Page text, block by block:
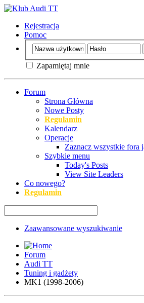
Rejestracja
Pomoc
Zapamiętaj mnie
Forum
Strona Główna
Nowe Posty
Regulamin
Kalendarz
Operacje
Zaznacz wszystkie fora
Szybkie menu
Today's Posts
View Site Leaders
Co nowego?
Regulamin
Zaawansowane wyszukiwanie
Forum
Audi TT
Tuning i gadżety
MK1 (1998-2006)